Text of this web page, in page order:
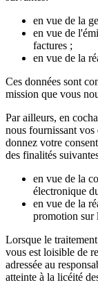
en vue de la
en vue de
factures ;
en vue de la
Ces données sont
mission que vous
Par ailleurs, en
nous fournissant vos
donnez votre
des finalités
en vue de la
électronique
en vue de la
promotion sur
Lorsque le
vous est loisible de
adressée au
atteinte à la licéité